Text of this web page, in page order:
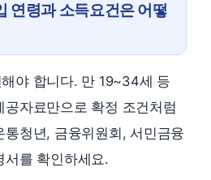
연령과 소득요건은 어떻
야 합니다. 만 19~34세 등
자료만으로 확정 조건처럼
통청년, 금융위원회, 서민금융
서를 확인하세요.